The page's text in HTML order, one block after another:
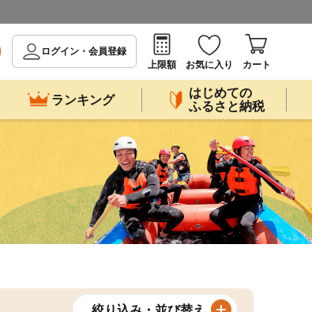
ログイン・会員登録
上限額
お気に入り カート
ランキング
はじめての
ふるさと納税